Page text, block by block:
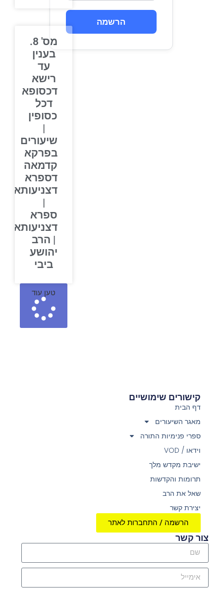
הרשמה
מס' 8.
בענין
עד
רישא
דכסופא
דכל
כסופין
שיעורים
בפרקא
קדמאה
דספרא
דצניעותא
ספרא
דצניעותא
| הרב
יהושע
ביבי
טען עוד
קישורים שימושיים
דף הבית
מאגר השיעורים
ספרי פנימיות התורה
וידאו / VOD
ישיבת מקדש מלך
תרומות והקדשות
שאל את הרב
יצירת קשר
הרשמה / התחברות לאתר
צור קשר